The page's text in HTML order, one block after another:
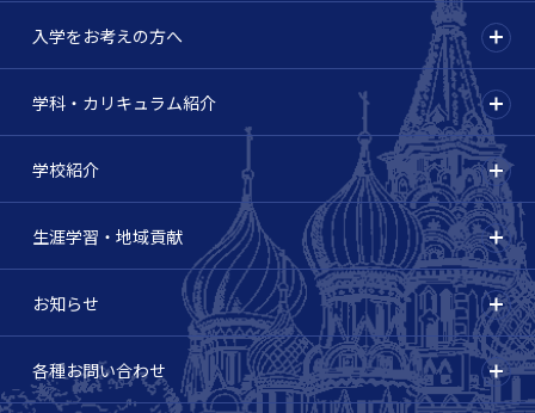
入学をお考えの方へ
学科・カリキュラム紹介
学校紹介
生涯学習・地域貢献
お知らせ
各種お問い合わせ